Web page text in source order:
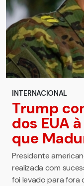
INTERNACIONAL
Trump
dos EUA
que
Presidente
realizada com
foi levado para fora